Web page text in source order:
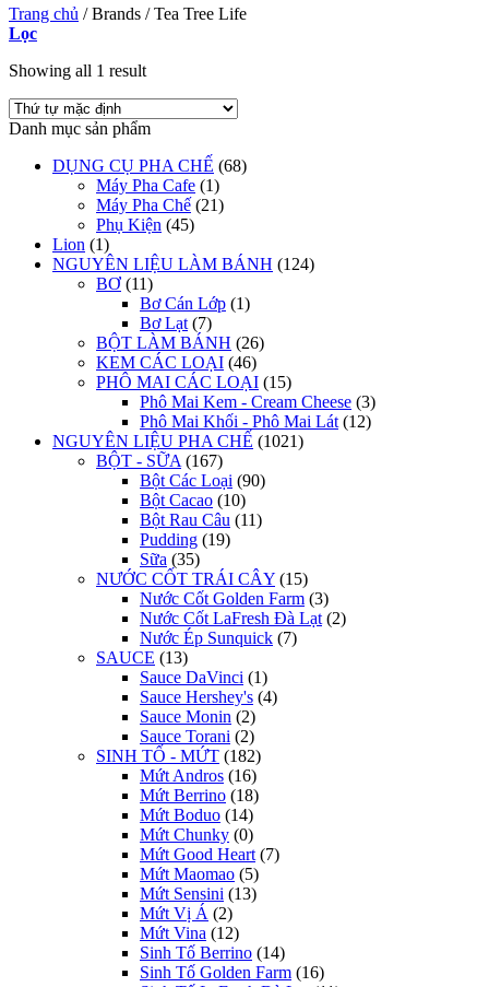
Trang chủ /Brands /Tea Tree Life
Lọc
Showing all 1 result
Danh mục sản phẩm
DỤNG CỤ PHA CHẾ (68)
Máy Pha Cafe (1)
Máy Pha Chế (21)
Phụ Kiện (45)
Lion (1)
NGUYÊN LIỆU LÀM BÁNH (124)
BƠ (11)
Bơ Cán Lớp (1)
Bơ Lạt (7)
BỘT LÀM BÁNH (26)
KEM CÁC LOẠI (46)
PHÔ MAI CÁC LOẠI (15)
Phô Mai Kem - Cream Cheese (3)
Phô Mai Khối - Phô Mai Lát (12)
NGUYÊN LIỆU PHA CHẾ (1021)
BỘT - SỮA (167)
Bột Các Loại (90)
Bột Cacao (10)
Bột Rau Câu (11)
Pudding (19)
Sữa (35)
NƯỚC CỐT TRÁI CÂY (15)
Nước Cốt Golden Farm (3)
Nước Cốt LaFresh Đà Lạt (2)
Nước Ép Sunquick (7)
SAUCE (13)
Sauce DaVinci (1)
Sauce Hershey's (4)
Sauce Monin (2)
Sauce Torani (2)
SINH TỐ - MỨT (182)
Mứt Andros (16)
Mứt Berrino (18)
Mứt Boduo (14)
Mứt Chunky (0)
Mứt Good Heart (7)
Mứt Maomao (5)
Mứt Sensini (13)
Mứt Vị Á (2)
Mứt Vina (12)
Sinh Tố Berrino (14)
Sinh Tố Golden Farm (16)